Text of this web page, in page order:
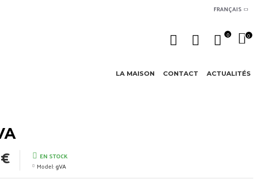
FRANÇAIS
0 0
LA MAISON CONTACT ACTUALITÉS
EN STOCK
Model:gVA